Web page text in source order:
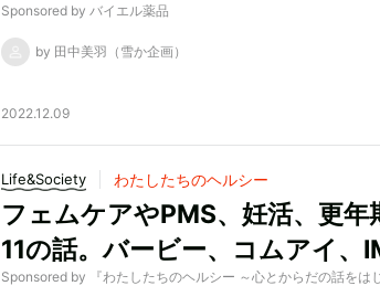
Sponsored by バイエル薬品
by 田中美羽（雪か企画）
2022.12.09
Life&Society わたしたちのヘルシー
フェムケアやPMS、妊活、更年
11の話。バービー、コムアイ、
Sponsored by 『わたしたちのヘルシー ～心とからだの話をは